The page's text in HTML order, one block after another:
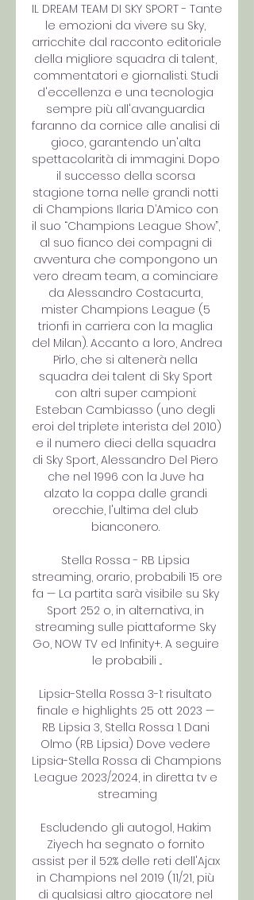
IL DREAM TEAM DI SKY SPORT - Tante
le emozioni da vivere su Sky,
arricchite dal racconto editoriale
della migliore squadra di talent,
commentatori e giornalisti. Studi
d'eccellenza e una tecnologia
sempre più all'avanguardia
faranno da cornice alle analisi di
gioco, garantendo un'alta
spettacolarità di immagini. Dopo
il successo della scorsa
stagione torna nelle grandi notti
di Champions Ilaria D’Amico con
il suo “Champions League Show”,
al suo fianco dei compagni di
avventura che compongono un
vero dream team, a cominciare
da Alessandro Costacurta,
mister Champions League (5
trionfi in carriera con la maglia
del Milan). Accanto a loro, Andrea
Pirlo, che si altenerà nella
squadra dei talent di Sky Sport
con altri super campioni:
Esteban Cambiasso (uno degli
eroi del triplete interista del 2010)
e il numero dieci della squadra
di Sky Sport, Alessandro Del Piero
che nel 1996 con la Juve ha
alzato la coppa dalle grandi
orecchie, l'ultima del club
bianconero.
Stella Rossa - RB Lipsia
streaming, orario, probabili 15 ore
fa — La partita sarà visibile su Sky
Sport 252 o, in alternativa, in
streaming sulle piattaforme Sky
Go, NOW TV ed Infinity+. A seguire
le probabili ...
Lipsia-Stella Rossa 3-1: risultato
finale e highlights 25 ott 2023 —
RB Lipsia 3, Stella Rossa 1. Dani
Olmo (RB Lipsia) Dove vedere
Lipsia-Stella Rossa di Champions
League 2023/2024, in diretta tv e
streaming
Escludendo gli autogol, Hakim
Ziyech ha segnato o fornito
assist per il 52% delle reti dell'Ajax
in Champions nel 2019 (11/21, più
di qualsiasi altro giocatore nel